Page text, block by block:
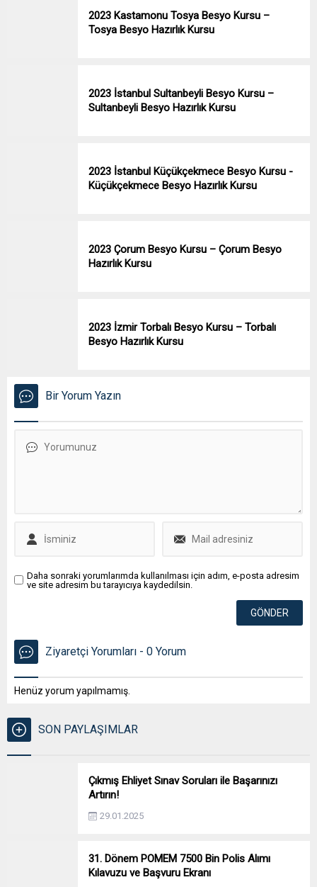
2023 Kastamonu Tosya Besyo Kursu –
Tosya Besyo Hazırlık Kursu
2023 İstanbul Sultanbeyli Besyo Kursu –
Sultanbeyli Besyo Hazırlık Kursu
2023 İstanbul Küçükçekmece Besyo Kursu -
Küçükçekmece Besyo Hazırlık Kursu
2023 Çorum Besyo Kursu – Çorum Besyo
Hazırlık Kursu
2023 İzmir Torbalı Besyo Kursu – Torbalı
Besyo Hazırlık Kursu
Bir Yorum Yazın
Daha sonraki yorumlarımda kullanılması için adım, e-posta adresim
ve site adresim bu tarayıcıya kaydedilsin.
Ziyaretçi Yorumları - 0 Yorum
Henüz yorum yapılmamış.
SON PAYLAŞIMLAR
Çıkmış Ehliyet Sınav Soruları ile Başarınızı
Artırın!
29.01.2025
31. Dönem POMEM 7500 Bin Polis Alımı
Kılavuzu ve Başvuru Ekranı